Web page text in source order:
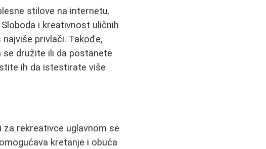
stilove na internetu.
i kreativnost uličnih
privlači. Takođe,
se družite ili da postanete
ih da istestirate više
za rekreativce uglavnom se
kretanje i obuća